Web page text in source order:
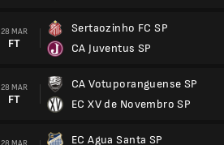
28 MAR
FT
Sertaozinho FC SP
CA Juventus SP
28 MAR
FT
CA Votuporanguense SP
EC XV de Novembro SP
28 MAR
EC Agua Santa SP